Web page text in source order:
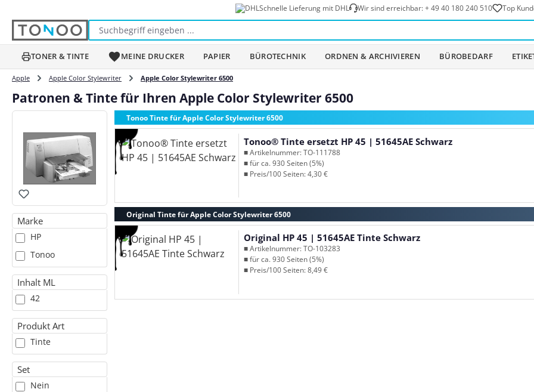
Schnelle Lieferung mit DHL Wir sind erreichbar:+ 49 40 180 240 510 Top
TONER & TINTE MEINE DRUCKER PAPIER BÜROTECHNIK ORDNEN & ARCHIVIEREN BÜROBEDARF
Apple Apple Color Stylewriter Apple Color Stylewriter 6500
Patronen & Tinte für Ihren Apple Color Stylewriter 6500
Marke
HP
Tonoo
Inhalt ML
42
Produkt Art
Tinte
Set
Nein
Tonoo Tinte für Apple Color Stylewriter 6500
Tonoo® Tinte ersetzt HP 45 | 51645AE Schwarz
■ Artikelnummer: TO-111788
■ für ca. 930 Seiten (5%)
■ Preis/100 Seiten: 4,30 €
Original Tinte für Apple Color Stylewriter 6500
Original HP 45 | 51645AE Tinte Schwarz
■ Artikelnummer: TO-103283
■ für ca. 930 Seiten (5%)
■ Preis/100 Seiten: 8,49 €